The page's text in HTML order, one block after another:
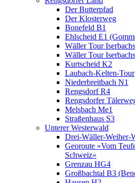
Der Butterpfad
Der Klosterweg
Bonefeld B1
Ehlscheid E1
Wäller Tour
Wäller Tour
Kurtscheid K2
Laubach-Kelten-Tour
Niederbreitbach N1
Rengsdorf R4
Rengsdorfer
Melsbach Me1
Straßenhaus S3
Unterer Westerwald
Drei-Wäller-Weiher-
Georoute »Vom
Schweiz«
Grenzau HG4
Großbachtal B3